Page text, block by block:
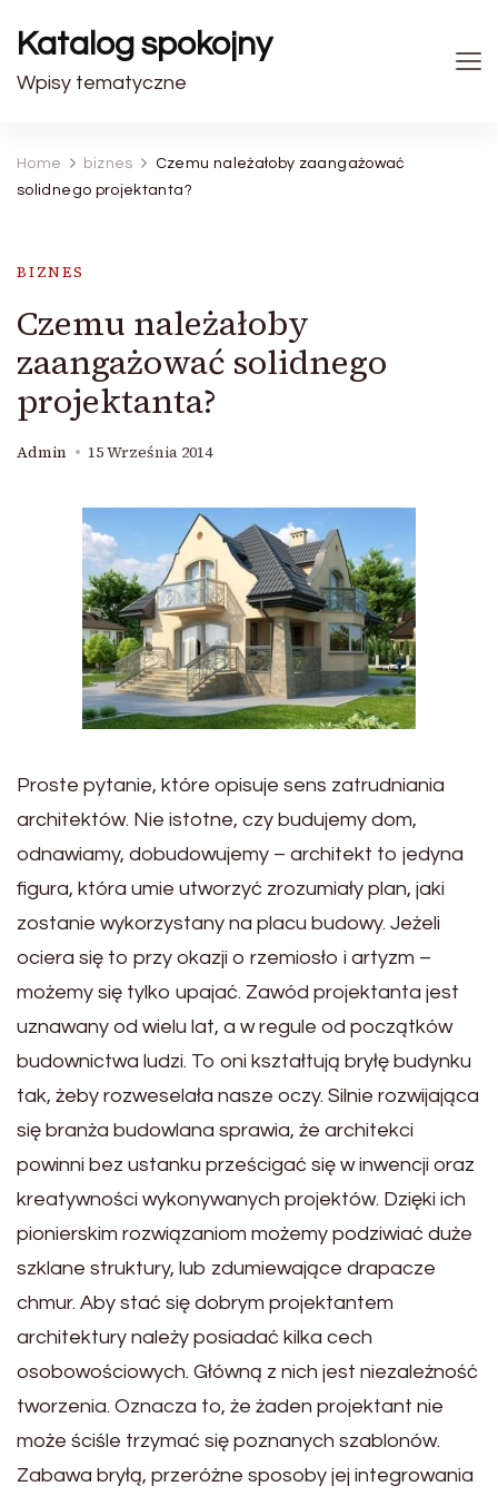
Katalog spokojny
Wpisy tematyczne
Home biznes
Czemu należałoby zaangażować
solidnego projektanta?
BIZNES
Czemu należałoby
zaangażować solidnego
projektanta?
Admin 15 Września 2014
Proste pytanie, które opisuje sens zatrudniania
architektów. Nie istotne, czy budujemy dom,
odnawiamy, dobudowujemy – architekt to jedyna
figura, która umie utworzyć zrozumiały plan, jaki
zostanie wykorzystany na placu budowy. Jeżeli
ociera się to przy okazji o rzemiosło i artyzm –
możemy się tylko upajać. Zawód projektanta jest
uznawany od wielu lat, a w regule od początków
budownictwa ludzi. To oni kształtują bryłę budynku
tak, żeby rozweselała nasze oczy. Silnie rozwijająca
się branża budowlana sprawia, że architekci
powinni bez ustanku prześcigać się w inwencji oraz
kreatywności wykonywanych projektów. Dzięki ich
pionierskim rozwiązaniom możemy podziwiać duże
szklane struktury, lub zdumiewające drapacze
chmur. Aby stać się dobrym projektantem
architektury należy posiadać kilka cech
osobowościowych. Główną z nich jest niezależność
tworzenia. Oznacza to, że żaden projektant nie
może ściśle trzymać się poznanych szablonów.
Zabawa bryłą, przeróżne sposoby jej integrowania